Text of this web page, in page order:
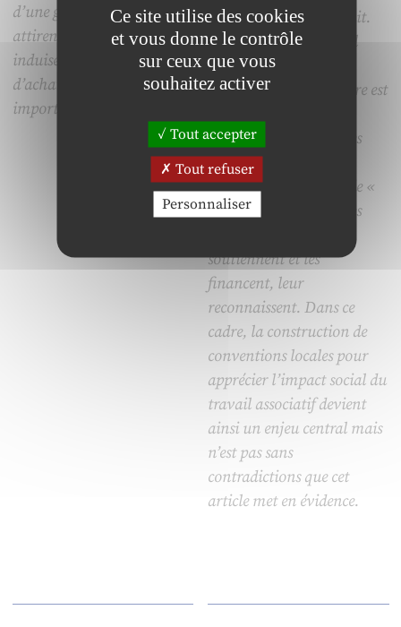
d’une gratuité. En outre, ils
attirent plus d’acheteurs et
induisent des volumes
d’achats en promotion plus
importants.
de l’impact qu’il produit.
L’évaluation du travail
repose ainsi sur une
catégorie dont la mesure est
conduit à rémunérer les
travailleurs du monde
associatif en fonction de «
l’utilité sociale » que les
soutiennent et les
financent, leur
reconnaissent. Dans ce
cadre, la construction de
conventions locales pour
apprécier l’impact social du
travail associatif devient
ainsi un enjeu central mais
n’est pas sans
contradictions que cet
article met en évidence.
Ce site utilise des cookies
et vous donne le contrôle
sur ceux que vous
souhaitez activer
Tout accepter
Tout refuser
Personnaliser